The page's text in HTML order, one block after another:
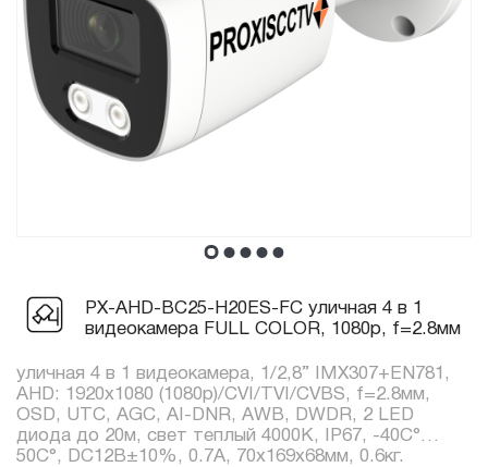
PX-AHD-BC25-H20ES-FC уличная 4 в 1
видеокамера FULL COLOR, 1080p, f=2.8мм
уличная 4 в 1 видеокамера, 1/2,8” IMX307+EN781,
AHD: 1920x1080 (1080p)/CVI/TVI/CVBS, f=2.8мм,
OSD, UTC, AGC, AI-DNR, AWB, DWDR, 2 LED
диода до 20м, свет теплый 4000К, IP67, -40C°…
50C°, DC12В±10%, 0.7А, 70х169x68мм, 0.6кг.